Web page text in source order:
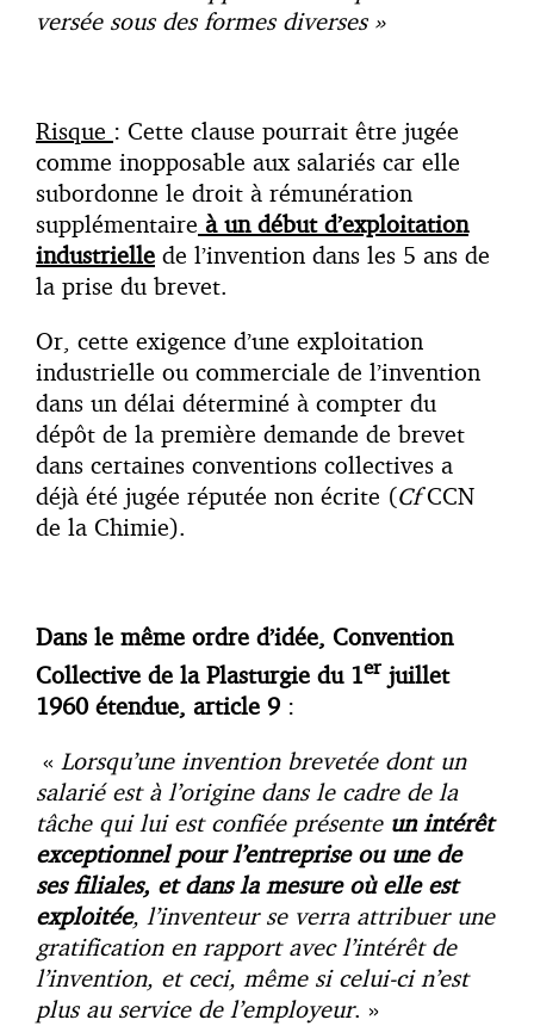
versée sous des formes diverses »
Risque : Cette clause pourrait être jugée
comme inopposable aux salariés car elle
subordonne le droit à rémunération
supplémentaire à un début d’exploitation
industrielle de l’invention dans les 5 ans de
la prise du brevet.
Or, cette exigence d’une exploitation
industrielle ou commerciale de l’invention
dans un délai déterminé à compter du
dépôt de la première demande de brevet
dans certaines conventions collectives a
déjà été jugée réputée non écrite (CfCCN
de la Chimie).
Dans le même ordre d’idée, Convention
Collective de la Plasturgie du 1er juillet
1960 étendue, article 9 :
« Lorsqu’une invention brevetée dont un
salarié est à l’origine dans le cadre de la
tâche qui lui est confiée présente un intérêt
exceptionnel pour l’entreprise ou une de
ses filiales, et dans la mesure où elle est
exploitée, l’inventeur se verra attribuer une
gratification en rapport avec l’intérêt de
l’invention, et ceci, même si celui-ci n’est
plus au service de l’employeur. »